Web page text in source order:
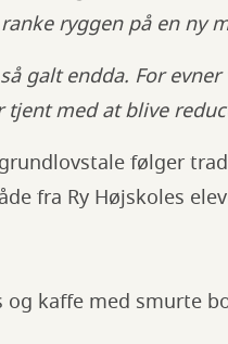
ryggen på en ny
galt endda. For
tjent med at blive
følger
fra Ry Højskoles
og kaffe med smurte